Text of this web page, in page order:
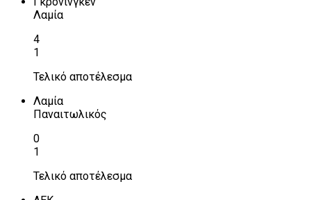
Λαμία
4
1
Τελικό αποτέλεσμα
Λαμία
Παναιτωλικός
0
1
Τελικό αποτέλεσμα